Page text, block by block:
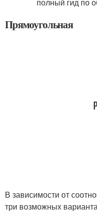
Прямоугольная
В зависимости от
три возможных